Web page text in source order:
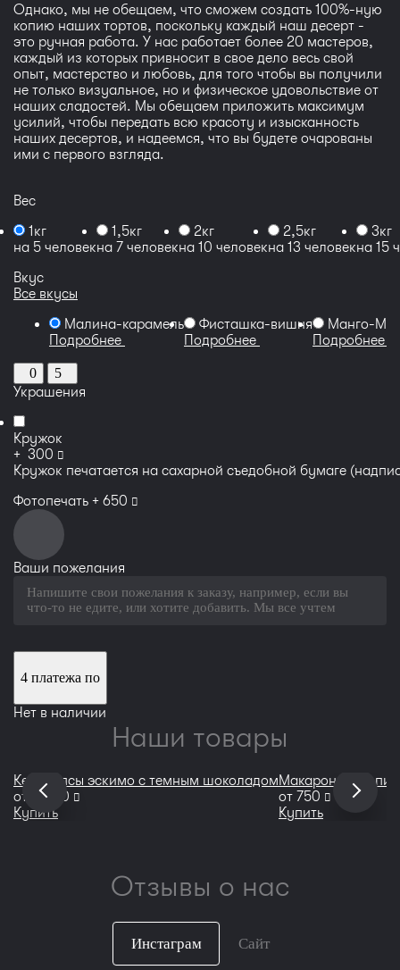
Однако, мы не обещаем, что сможем создать 100%-ную
копию наших тортов, поскольку каждый наш десерт -
это ручная работа. У нас работает более 20 мастеров,
каждый из которых привносит в свое дело весь свой
опыт, мастерство и любовь, для того чтобы вы получили
не только визуальное, но и физическое удовольствие от
наших сладостей. Мы обещаем приложить максимум
усилий, чтобы передать всю красоту и изысканность
наших десертов, и надеемся, что вы будете очарованы
ими с первого взгляда.
Вес
1кг
на 5 человек
1,5кг
на 7 человек
2кг
на 10 человек
2,5кг
на 13 человек
3кг
на 15
Вкус
Все вкусы
Малина-карамель
Подробнее
Фисташка-вишня
Подробнее
Манго-
Подробнее
0 5
Украшения
Кружок
+ 300 руб
Кружок печатается на сахарной съедобной бумаге
Фотопечать + 650 руб
Ваши пожелания
4 платежа по
Нет в наличии
Наши товары
Кейкпопсы эскимо с темным шоколадом
от
2 000 руб
Купить
Макаронс
от 750 руб
Купить
Отзывы о нас
Инстаграм Сайт